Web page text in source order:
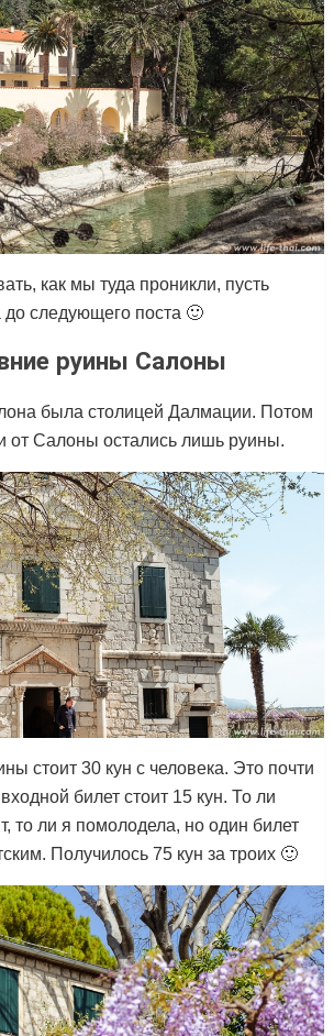
как мы туда проникли, пусть
до следующего поста 🙂
руины Салоны
была столицей Далмации. Потом
от Салоны остались лишь руины.
стоит 30 кун с человека. Это почти
билет стоит 15 кун. То ли
то ли я помолодела, но один билет
Получилось 75 кун за троих 🙂